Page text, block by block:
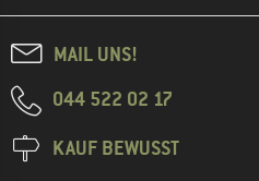
MAIL UNS!
044 522 02 17
KAUF BEWUSST